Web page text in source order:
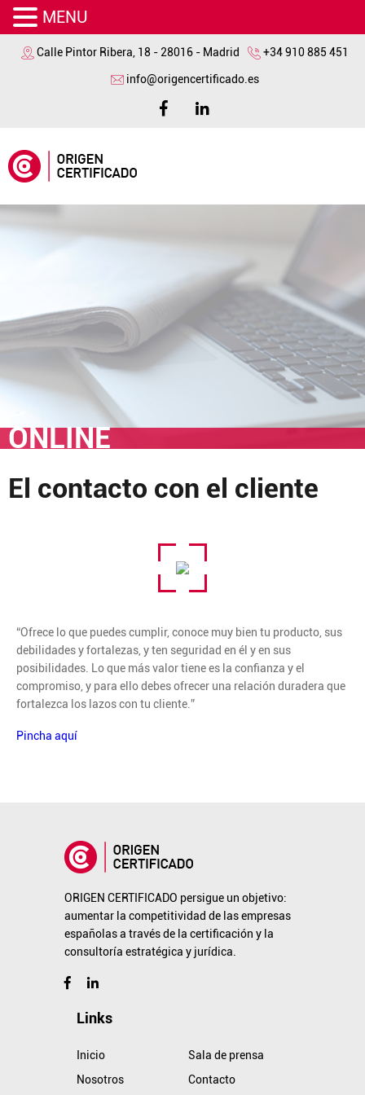
Calle Pintor Ribera, 18 - 28016 - Madrid +34 910 885 451
info@origencertificado.es
ONLINE
El contacto con el cliente
“Ofrece lo que puedes cumplir, conoce muy bien tu producto, sus
debilidades y fortalezas, y ten seguridad en él y en sus
posibilidades. Lo que más valor tiene es la confianza y el
compromiso, y para ello debes ofrecer una relación duradera que
fortalezca los lazos con tu cliente.”
Pincha aquí
ORIGEN CERTIFICADO persigue un objetivo:
aumentar la competitividad de las empresas
españolas a través de la certificación y la
consultoría estratégica y jurídica.
Links
Inicio
Nosotros
Sala de prensa
Contacto
MENU